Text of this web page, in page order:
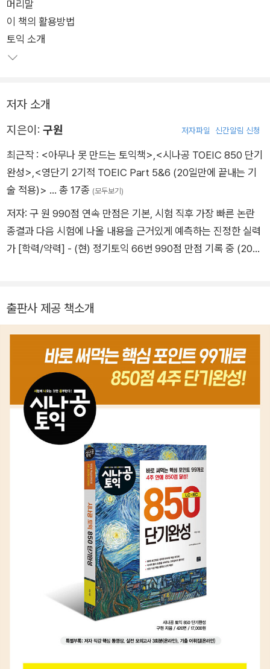
여기에 총정리용 실전 모의고사 3회분을 온라인으로 해설집과
함께 제공하며, 정기토익을 완벽하게 분석한 어휘집까지 제공한
다. 모르는 것이 있으면 저자에게 개인적으로 물어볼 수 있는 저
자의 개인 카카오톡 id도 공개했다.
머리말
이 책의 활용방법
토익 소개
저자 소개
지은이: 구원 저자파일 신간알림 신청
최근작 : <아무나 못 만드는 토익책>,<시나공 TOEIC 850 단기
완성>,<영단기 2기적 TOEIC Part 5&6 (20일만에 끝내는 기
술 적용)> … 총 17종 (모두보기)
저자: 구 원 990점 연속 만점은 기본, 시험 직후 가장 빠른 논란
종결과 다음 시험에 나올 내용을 근거있게 예측하는 진정한 실력
가 [학력/약력] - (현) 정기토익 66번 990점 만점 기록 중 (202
연재중 (2024년 6월 기준 약 2만명) - (전) 강남 파고다 학원 토
논란 종결 라이브 진행 - (전) 영단기 토익시험 당일 채점 해설강
의 100회이상 진행 - (전) 영단기 토익 인강 '만점의 기술', '인공
지능 스텔라'해설, '해석 없이 푸는 시리즈'강의 - (전) 강남 영단
기 어학원 최다 수강생 보유 (2019-2020년) - (전) 컬처타임즈
칼럼리스트 - 한국 외국어 대학교 TESOL 대학원 교수학습지도
학과 석사과정 - 중앙대학교 영어영문학과 졸업 [저서] - 에듀윌
토익 구원쌤의 쉬운 토익 문풀집중 RC 완성 (비매품) (2022년
출간) - 시나공 토익 850 단기완성 (2021년 출간) - 2기적 (20
일만에 완성하는 토익 기술) 토익(파트56) (2021년 출간) - 시나
공 토익 950 실전 모의고사 시즌2 (2019년 출간) - 시나공 토익
READING / LISTENING (2018년 출간) - 시나공 토익 D-5 실
전테스트 시즌1/시즌2 - 시나공 토익 출제순위 파트 5&6 - 시나
공 토익 READING / LISTENING (2011년 출간) - 시나공 토익
BASIC LISTENING (2009년 출간)
출판사 제공 책소개